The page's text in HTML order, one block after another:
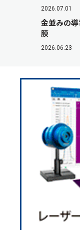
2026.07.01
金並みの
膜
2026.06.23